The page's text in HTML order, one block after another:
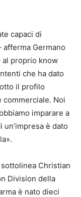
capaci di
Germano
al proprio know
che ha dato
il profilo
Noi
imparare a
è dato
Christian
Division della
è nato dieci